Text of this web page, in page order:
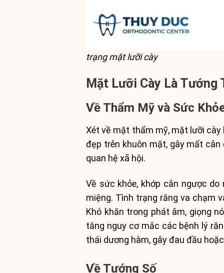
trạng mặt lưỡi cày
Mặt Lưỡi Cày Là Tướng
Về Thẩm Mỹ và Sức
Xét về mặt thẩm mỹ, mặt lưỡi
đẹp trên khuôn mặt, gây mất
quan hệ xã hội.
Về sức khỏe, khớp cắn ngược
miệng. Tình trạng răng va chạm
Khó khăn trong phát âm, giọng
tăng nguy cơ mắc các bệnh lý
thái dương hàm, gây đau đầu
Về Tướng Số